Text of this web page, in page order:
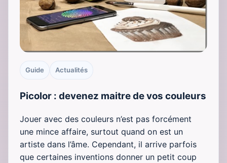
Guide Actualités
Picolor : devenez maitre de vos couleurs
Jouer avec des couleurs n’est pas forcément
une mince affaire, surtout quand on est un
artiste dans l’âme. Cependant, il arrive parfois
que certaines inventions donner un petit coup